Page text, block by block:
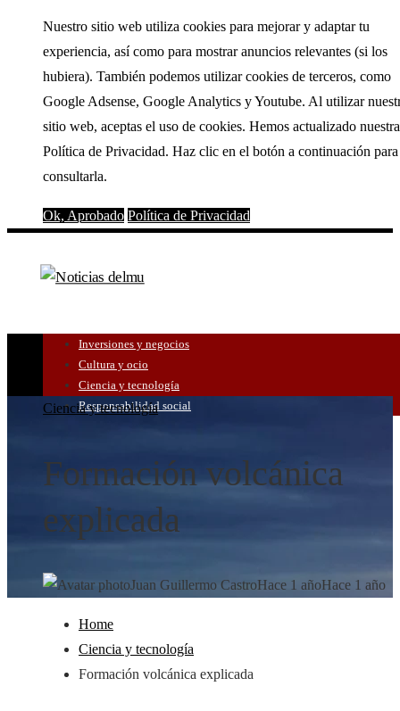
Nuestro sitio web utiliza cookies para mejorar y adaptar tu
experiencia, así como para mostrar anuncios relevantes (si los
hubiera). También podemos utilizar cookies de terceros, como
Google Adsense, Google Analytics y Youtube. Al utilizar
sitio web, aceptas el uso de cookies. Hemos actualizado nuestra
Política de Privacidad. Haz clic en el botón a continuación para
consultarla.
Ok, Aprobado Política de Privacidad
Inversiones y negocios
Cultura y ocio
Ciencia y tecnología
Responsabilidad social
Ciencia y tecnología
Formación volcánica
explicada
Juan Guillermo CastroHace 1 añoHace 1 año
Home
Ciencia y tecnología
Formación volcánica explicada